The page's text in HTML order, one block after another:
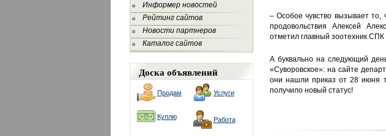
Информер новостей
Рейтинг сайтов
Новости партнеров
Каталог сайтов
Доска объявлений
Продам Услуги
Куплю Работа
– Особое чувство вызывает то,
продовольствия Алексей
отметил главный зоотехник
А буквально на следующий
«Суворовское»: на сайте
они нашли приказ от 28 июня
получило новый статус!